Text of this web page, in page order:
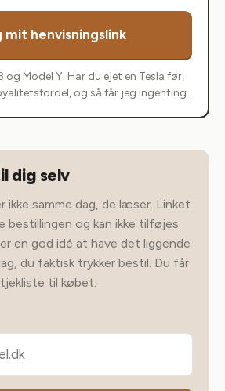
mit henvisningslink
og Model Y. Har du ejet en Tesla før,
og så får jeg ingenting.
dig selv
ikke samme dag, de læser. Linket
bestillingen og kan ikke tilføjes
en god idé at have det liggende
du faktisk trykker bestil. Du får
til købet.